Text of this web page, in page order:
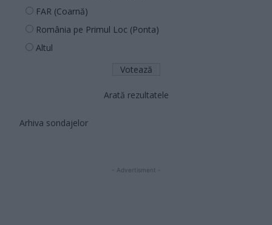
FAR (Coarnă)
România pe Primul Loc (Ponta)
Altul
Arată rezultatele
Arhiva sondajelor
- Advertisment -